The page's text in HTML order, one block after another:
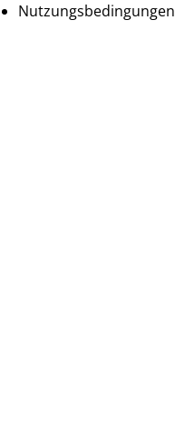
Nutzungsbedingungen